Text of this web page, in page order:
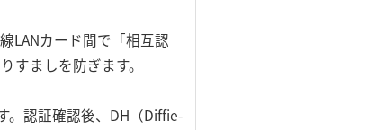
LANカード間で「相互認
すましを防ぎます。
。認証確認後、DH（Diffie-